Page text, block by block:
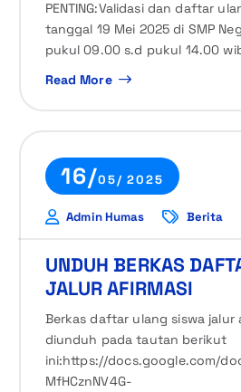
PENTING:Validasi dan daftar
tanggal 19 Mei 2025 di SMP
pukul 09.00 s.d pukul 14.00
Read More
16/05/ 2025
Admin Humas Berita
UNDUH BERKAS
JALUR AFIRMASI
Berkas daftar ulang siswa jalur
diunduh pada tautan berikut
ini:https://docs.google.com/
MfHCznNV4G-